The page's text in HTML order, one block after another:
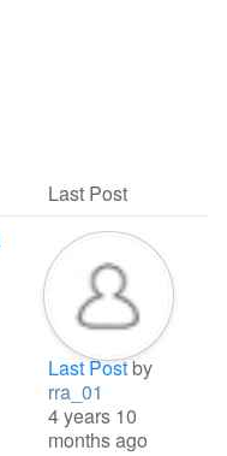
Last Post
Last Postby
rra_01
4 years 10
months ago